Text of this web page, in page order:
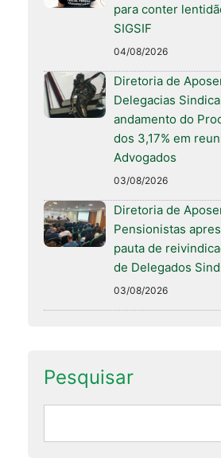
para conter
SIGSIF
04/08/2026
Diretoria de
Delegacias
andamento do
dos 3,17% em
Advogados
03/08/2026
Diretoria de
Pensionistas
pauta de
de Delegados
03/08/2026
Pesquisar